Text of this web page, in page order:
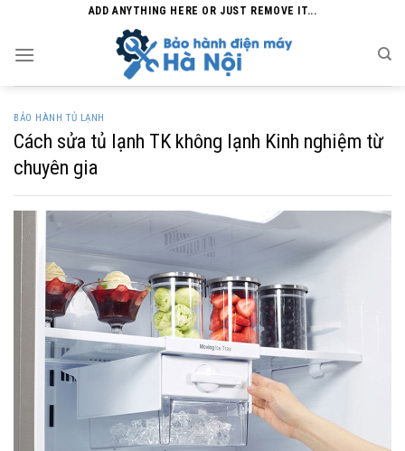
content
ADD ANYTHING HERE OR JUST REMOVE IT...
BẢO HÀNH TỦ LẠNH
Cách sửa tủ lạnh TK không lạnh Kinh nghiệm từ
chuyên gia